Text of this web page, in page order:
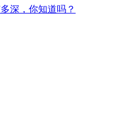
深，你知道吗？